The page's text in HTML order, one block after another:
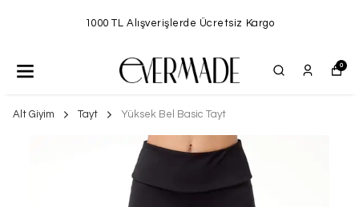
1000 TL Alışverişlerde Ücretsiz Kargo
0
Alt Giyim Tayt Yüksek Bel Basic Tayt